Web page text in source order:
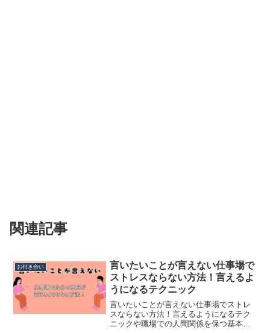
関連記事
お付き合い
言いたいことが言えない仕事場で
ストレスならない方法！言えるよ
うになるテクニック
言いたいことが言えない仕事場でストレ
スならない方法！言えるようになるテク
ニックや職場での人間関係を保つ基本的